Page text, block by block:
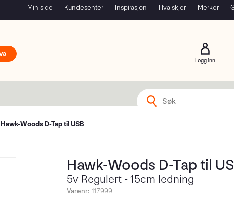
Min side Kundesenter Inspirasjon Hva skjer Merker
Logg inn
Hawk-Woods D-Tap til USB
Hawk-Woods D-Tap til
5v Regulert - 15cm ledning
Varenr: 117999